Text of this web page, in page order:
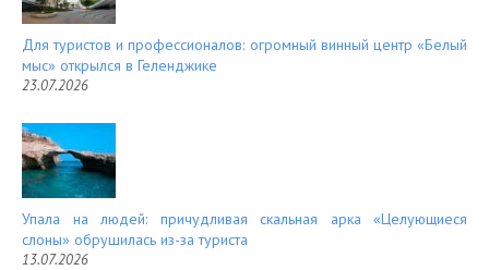
Для туристов и профессионалов: огромный винный центр «Белый
мыс» открылся в Геленджике
23.07.2026
Упала на людей: причудливая скальная арка «Целующиеся
слоны» обрушилась из-за туриста
13.07.2026